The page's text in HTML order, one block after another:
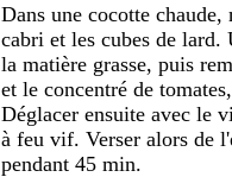
Dans une cocotte
cabri et les cubes de lard.
la matière grasse, puis
et le concentré de
Déglacer ensuite avec le
à feu vif. Verser alors de
pendant 45 min.